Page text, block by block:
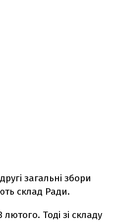
загальні збори
склад Ради.
Тоді зі складу